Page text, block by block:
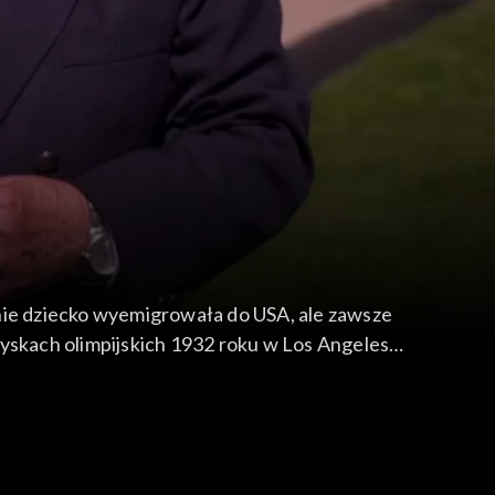
wyemigrowała do USA, ale zawsze
olimpijskich 1932 roku w Los Angeles
w wielu innych imprezach m.in. w